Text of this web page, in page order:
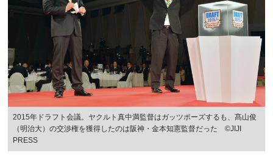
2015年ドラフト会議。ヤクルト真中満監督はガッツポーズするも、髙山俊
（明治大）の交渉権を獲得したのは阪神・金本知憲監督だった ©JIJI
PRESS